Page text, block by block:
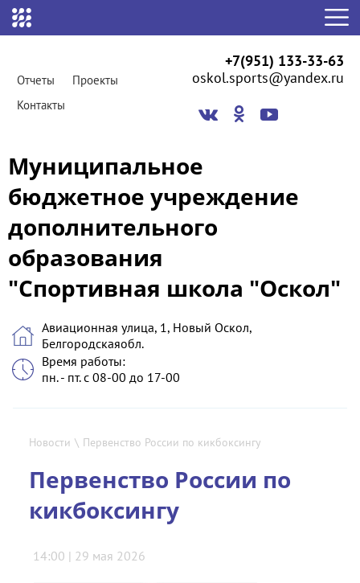
Отчеты
Проекты
Контакты
+7(951) 133-33-63
oskol.sports@yandex.ru
Муниципальное
бюджетное учреждение
дополнительного
образования
"Спортивная школа "Оскол"
Авиационная улица, 1, Новый Оскол,
Белгородскаяобл.
Время работы:
пн. - пт. с 08-00 до 17-00
Новости \ Первенство России по кикбоксингу
Первенство России по
кикбоксингу
14:00 | 29 мая 2026